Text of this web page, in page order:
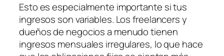
Esto es especialmente importante si tus
ingresos son variables. Los freelancers y
dueños de negocios a menudo tienen
ingresos mensuales irregulares, lo que hace